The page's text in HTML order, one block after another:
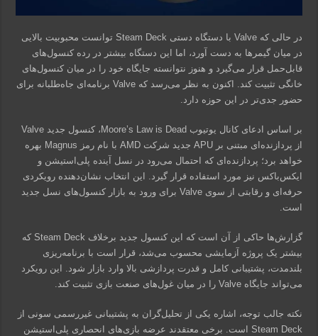
در حالی که Valve با دستگاه دستی Steam Deck توانست محبوبیت بالایی
در میان گیمرها به دست آورد، اما این دستگاه بیشتر در رده کنسول‌های
قابل‌حمل قرار می‌گیرد و هنوز نتوانسته جایگاه خود را در میان کنسول‌های
خانگی تثبیت کند. اکنون به نظر می‌رسد که Valve برنامه‌ای جاه‌طلبانه‌ برای
حضور جدی‌تر در این حوزه دارد.
بر اساس ادعای کانال یوتیوب Moore’s Law is Dead، کنسول جدید Valve
از پردازنده‌ای مبتنی بر APU جدید شرکت AMD با نام رمز Magnus بهره
خواهد برد؛ پردازنده‌ای که احتمال می‌رود در نسل آینده پلی‌استیشن و
ایکس‌باکس نیز مورد استفاده قرار گیرد. این انتخاب نشان‌دهنده رویکردی
حرفه‌ای و رقابتی از سوی Valve برای ورود به بازار کنسول‌های نسل جدید
است.
گزارش‌ها حاکی از آن است که این کنسول جدید برخلاف Steam Deck که
بیشتر یک پروژه آزمایشی محسوب می‌شد، قرار است با برنامه‌ریزی
بلندمدت، پشتیبانی کامل و قدرت پردازشی بالا وارد بازار شود. این رویکرد
می‌تواند جایگاه Valve را در میان غول‌های صنعت بازی تثبیت کند.
نکته جالب توجه، اشاره یکی از تحلیل‌گران به پشتیبانی غیررسمی سونی از
Steam Deck است. برخی معتقدند عرضه بازی‌های انحصاری پلی‌استیشن